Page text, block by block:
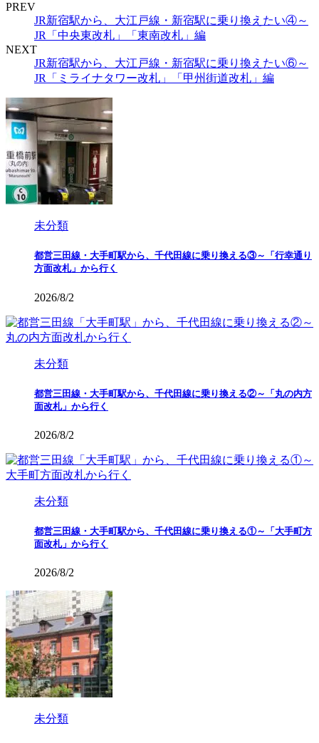
PREV
JR新宿駅から、大江戸線・新宿駅に乗り換えたい④～
JR「中央東改札」「東南改札」編
NEXT
JR新宿駅から、大江戸線・新宿駅に乗り換えたい⑥～
JR「ミライナタワー改札」「甲州街道改札」編
未分類
都営三田線・大手町駅から、千代田線に乗り換える③～「行幸通り
方面改札」から行く
2026/8/2
未分類
都営三田線・大手町駅から、千代田線に乗り換える②～「丸の内方
面改札」から行く
2026/8/2
未分類
都営三田線・大手町駅から、千代田線に乗り換える①～「大手町方
面改札」から行く
2026/8/2
未分類